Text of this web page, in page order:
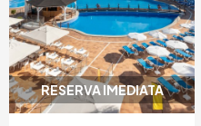
RESERVA IMEDIATA